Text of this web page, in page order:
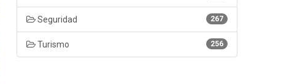
267
Seguridad
256
Turismo